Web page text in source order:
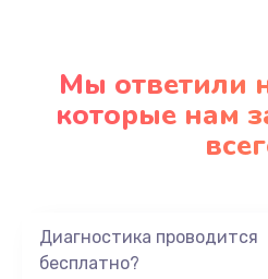
Мы ответили
которые нам
Диагностика проводится
бесплатно?